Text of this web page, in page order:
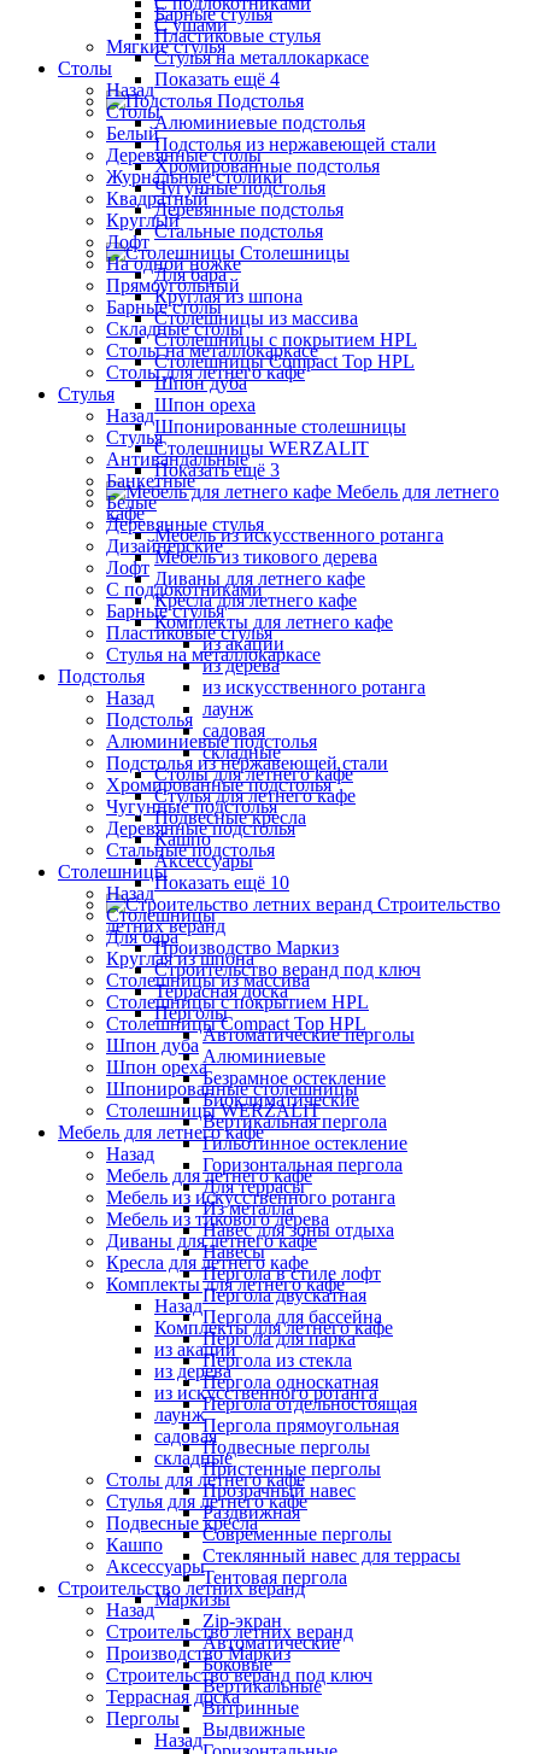
Барные стулья
Пластиковые стулья
Стулья на металлокаркасе
Показать ещё 4
Подстолья
Алюминиевые подстолья
Подстолья из нержавеющей стали
Хромированные подстолья
Чугунные подстолья
Деревянные подстолья
Стальные подстолья
Столешницы
Для бара
Круглая из шпона
Столешницы из массива
Столешницы с покрытием HPL
Столешницы Сompact Top HPL
Шпон дуба
Шпон ореха
Шпонированные столешницы
Столешницы WERZALIT
Показать ещё 3
Мебель для летнего
кафе
Мебель из искусственного ротанга
Мебель из тикового дерева
Диваны для летнего кафе
Кресла для летнего кафе
Комплекты для летнего кафе
из акации
из дерева
из искусственного ротанга
лаунж
садовая
складные
Столы для летнего кафе
Стулья для летнего кафе
Подвесные кресла
Кашпо
Аксессуары
Показать ещё 10
Строительство
летних веранд
Производство Маркиз
Строительство веранд под ключ
Террасная доска
Перголы
Автоматические перголы
Алюминиевые
Безрамное остекление
Биоклиматические
Вертикальная пергола
Гильотинное остекление
Горизонтальная пергола
Для террасы
Из металла
Навес для зоны отдыха
Навесы
Пергола в стиле лофт
Пергола двускатная
Пергола для бассейна
Пергола для парка
Пергола из стекла
Пергола односкатная
Пергола отдельностоящая
Пергола прямоугольная
Подвесные перголы
Пристенные перголы
Прозрачный навес
Раздвижная
Современные перголы
Стеклянный навес для террасы
Тентовая пергола
Маркизы
Zip-экран
Автоматические
Боковые
Вертикальные
Витринные
Выдвижные
С ушами
Мягкие стулья
Столы
Назад
Столы
Белый
Деревянные столы
Журнальные столики
Квадратный
Круглый
Лофт
На одной ножке
Прямоугольный
Барные столы
Складные столы
Столы на металлокаркасе
Столы для летнего кафе
Стулья
Назад
Стулья
Антивандальные
Банкетные
Белые
Деревянные стулья
Дизайнерские
Лофт
С подлокотниками
Барные стулья
Пластиковые стулья
Стулья на металлокаркасе
Подстолья
Назад
Подстолья
Алюминиевые подстолья
Подстолья из нержавеющей стали
Хромированные подстолья
Чугунные подстолья
Деревянные подстолья
Стальные подстолья
Столешницы
Назад
Столешницы
Для бара
Круглая из шпона
Столешницы из массива
Столешницы с покрытием HPL
Столешницы Сompact Top HPL
Шпон дуба
Шпон ореха
Шпонированные столешницы
Столешницы WERZALIT
Мебель для летнего кафе
Назад
Мебель для летнего кафе
Мебель из искусственного ротанга
Мебель из тикового дерева
Диваны для летнего кафе
Кресла для летнего кафе
Комплекты для летнего кафе
Назад
Комплекты для летнего кафе
из акации
из дерева
из искусственного ротанга
лаунж
садовая
складные
Столы для летнего кафе
Стулья для летнего кафе
Подвесные кресла
Кашпо
Аксессуары
Строительство летних веранд
Назад
Строительство летних веранд
Производство Маркиз
Строительство веранд под ключ
Террасная доска
Перголы
Назад